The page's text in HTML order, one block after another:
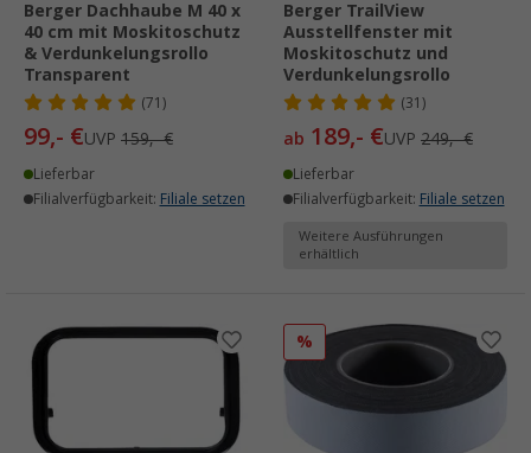
Berger Dachhaube M 40 x
40 cm mit Moskitoschutz
& Verdunkelungsrollo
Transparent
(71)
99,- €UVP 159,- €
Lieferbar
Filialverfügbarkeit: Filiale setzen
Berger TrailView
Ausstellfenster mit
Moskitoschutz und
Verdunkelungsrollo
(31)
ab 189,- €UVP 249,- €
Lieferbar
Filialverfügbarkeit: Filiale setzen
Weitere Ausführungen
erhältlich
%